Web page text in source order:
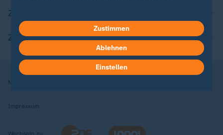
ZDFheute Apps
Nutzungsbedingungen
Impressum
Wechseln zu:
in deinen Einstellungen widerrufen oder ändern.
Hier findest du das Impressum.
Weitere Informationen findest du in unserer
Datenschutzerklärung.
Zustimmen
Ablehnen
Einstellen